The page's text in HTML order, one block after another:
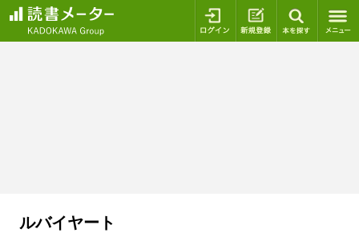
ログイン 新規登録
ルバイヤート